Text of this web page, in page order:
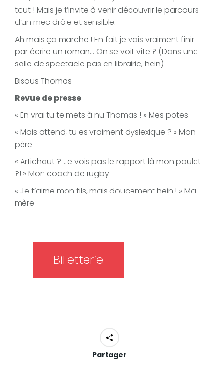
tout ! Mais je t’invite à venir découvrir le parcours
d’un mec drôle et sensible.
Ah mais ça marche ! En fait je vais vraiment finir
par écrire un roman… On se voit vite ? (Dans une
salle de spectacle pas en librairie, hein)
Bisous Thomas
Revue de presse
« En vrai tu te mets à nu Thomas ! » Mes potes
« Mais attend, tu es vraiment dyslexique ? » Mon
père
« Artichaut ? Je vois pas le rapport là mon poulet
?! » Mon coach de rugby
« Je t’aime mon fils, mais doucement hein ! » Ma
mère
Billetterie
Partager